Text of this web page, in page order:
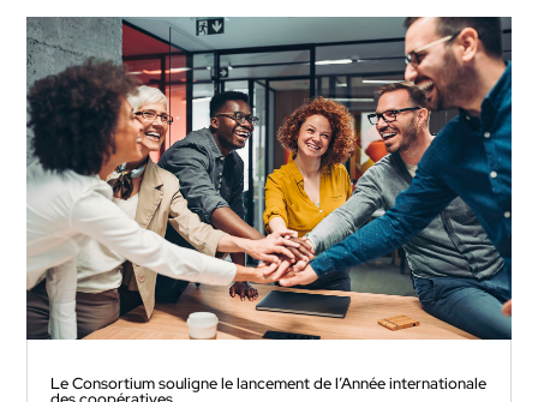
Le Consortium souligne le lancement de l’Année internationale